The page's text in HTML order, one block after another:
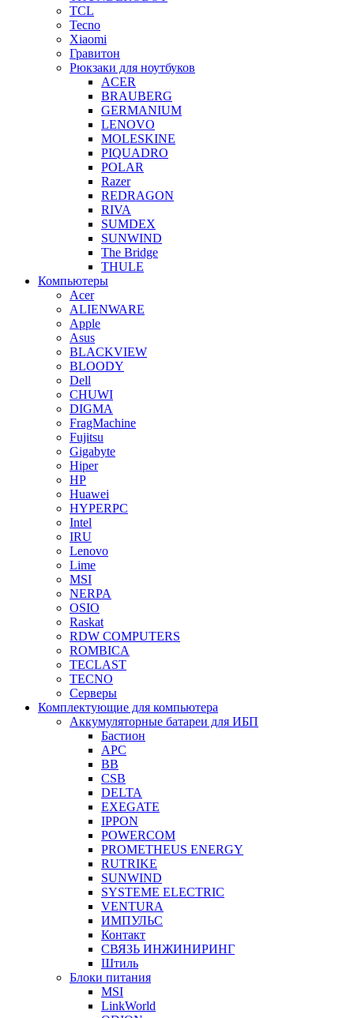
TCL
Tecno
Xiaomi
Гравитон
Рюкзаки для ноутбуков
ACER
BRAUBERG
GERMANIUM
LENOVO
MOLESKINE
PIQUADRO
POLAR
Razer
REDRAGON
RIVA
SUMDEX
SUNWIND
The Bridge
THULE
Компьютеры
Acer
ALIENWARE
Apple
Asus
BLACKVIEW
BLOODY
Dell
CHUWI
DIGMA
FragMachine
Fujitsu
Gigabyte
Hiper
HP
Huawei
HYPERPC
Intel
IRU
Lenovo
Lime
MSI
NERPA
OSIO
Raskat
RDW COMPUTERS
ROMBICA
TECLAST
TECNO
Серверы
Комплектующие для компьютера
Аккумуляторные батареи для ИБП
Бастион
APC
BB
CSB
DELTA
EXEGATE
IPPON
POWERCOM
PROMETHEUS ENERGY
RUTRIKE
SUNWIND
SYSTEME ELECTRIC
VENTURA
ИМПУЛЬС
Контакт
СВЯЗЬ ИНЖИНИРИНГ
Штиль
Блоки питания
MSI
LinkWorld